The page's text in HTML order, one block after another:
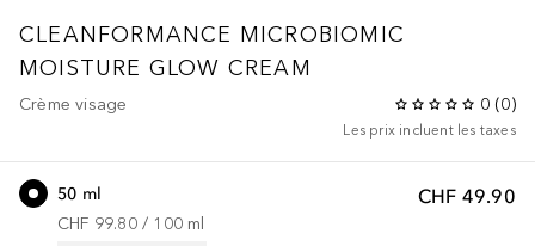
CLEANFORMANCE MICROBIOMIC
MOISTURE GLOW CREAM
Crème visage 0 (0)
Les prix incluent les taxes
CHF 49.90
50 ml
CHF 99.80 / 100 ml